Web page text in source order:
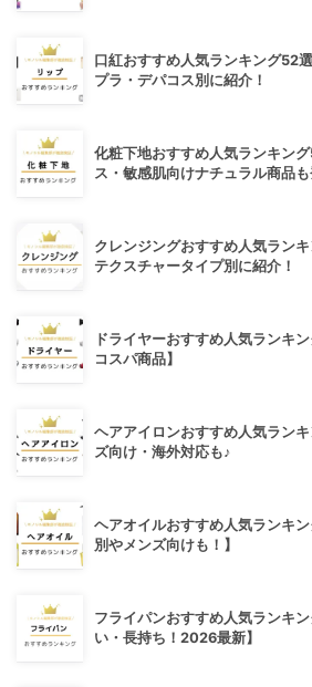
口紅おすすめ人気ランキング52
プラ・デパコス別に紹介！
化粧下地おすすめ人気ランキン
ス・敏感肌向けナチュラル商品も
クレンジングおすすめ人気ラン
テクスチャータイプ別に紹介！
ドライヤーおすすめ人気ランキ
コスパ商品】
ヘアアイロンおすすめ人気ラン
ズ向け・海外対応も♪
ヘアオイルおすすめ人気ランキ
別やメンズ向けも！】
フライパンおすすめ人気ランキ
い・長持ち！2026最新】